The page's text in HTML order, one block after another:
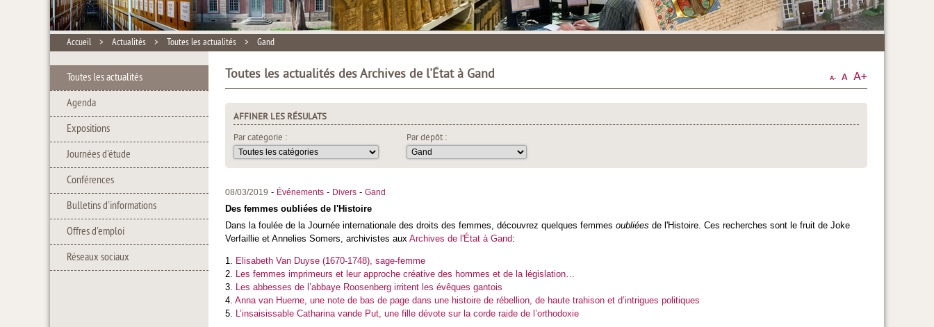
Accueil > Actualités > Toutes les actualités > Gand
Toutes les actualités
Agenda
Expositions
Journées d'étude
Conférences
Bulletins d'informations
Offres d'emploi
Réseaux sociaux
Toutes les actualités des Archives de l'État à Gand
AFFINER LES RÉSULATS
Par catégorie :
Par dépôt :
08/03/2019 - Événements - Divers - Gand
Des femmes oubliées de l'Histoire
Dans la foulée de la Journée internationale des droits des femmes, découvrez quelques femmes oubliées de l'Histoire. Ces recherches sont le fruit de Joke
Verfaillie et Annelies Somers, archivistes aux Archives de l'État à Gand:
1.
Elisabeth Van Duyse (1670-1748), sage-femme
2.
Les femmes imprimeurs et leur approche créative des hommes et de la législation…
3.
Les abbesses de l’abbaye Roosenberg irritent les évêques gantois
4. Anna van Huerne, une note de bas de page dans une histoire de rébellion, de haute trahison et d’intrigues politiques
5.
L’insaisissable Catharina vande Put, une fille dévote sur la corde raide de l’orthodoxie